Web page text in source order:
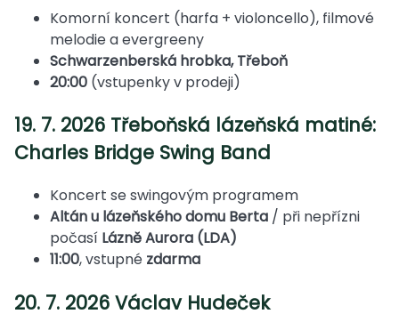
Komorní koncert (harfa + violoncello), filmové
melodie a evergreeny
Schwarzenberská hrobka, Třeboň
20:00 (vstupenky v prodeji)
19. 7. 2026 Třeboňská lázeňská matiné:
Charles Bridge Swing Band
Koncert se swingovým programem
Altán u lázeňského domu Berta / při nepřízni
počasí Lázně Aurora (LDA)
11:00, vstupné zdarma
20. 7. 2026 Václav Hudeček